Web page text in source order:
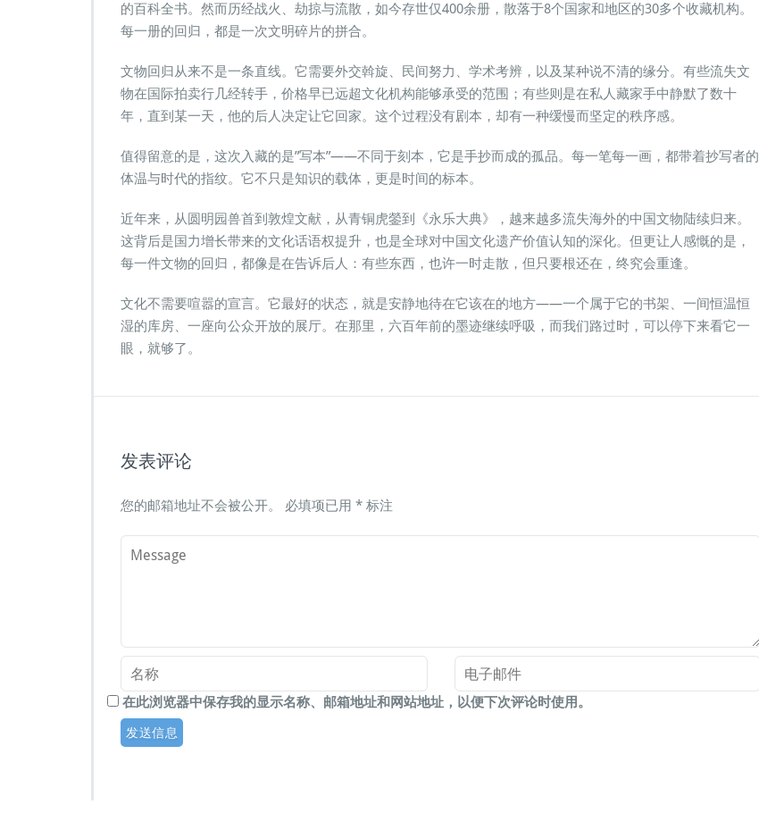
的百科全书。然而历经战火、劫掠与流散，如今存世仅400余册，散落于8个国家和地区的30多个收藏机构。
每一册的回归，都是一次文明碎片的拼合。
文物回归从来不是一条直线。它需要外交斡旋、民间努力、学术考辨，以及某种说不清的缘分。有些流失文
物在国际拍卖行几经转手，价格早已远超文化机构能够承受的范围；有些则是在私人藏家手中静默了数十
年，直到某一天，他的后人决定让它回家。这个过程没有剧本，却有一种缓慢而坚定的秩序感。
值得留意的是，这次入藏的是”写本”——不同于刻本，它是手抄而成的孤品。每一笔每一画，都带着抄写者的
体温与时代的指纹。它不只是知识的载体，更是时间的标本。
近年来，从圆明园兽首到敦煌文献，从青铜虎鎣到《永乐大典》，越来越多流失海外的中国文物陆续归来。
这背后是国力增长带来的文化话语权提升，也是全球对中国文化遗产价值认知的深化。但更让人感慨的是，
每一件文物的回归，都像是在告诉后人：有些东西，也许一时走散，但只要根还在，终究会重逢。
文化不需要喧嚣的宣言。它最好的状态，就是安静地待在它该在的地方——一个属于它的书架、一间恒温恒
湿的库房、一座向公众开放的展厅。在那里，六百年前的墨迹继续呼吸，而我们路过时，可以停下来看它一
眼，就够了。
发表评论
您的邮箱地址不会被公开。 必填项已用 * 标注
在此浏览器中保存我的显示名称、邮箱地址和网站地址，以便下次评论时使用。